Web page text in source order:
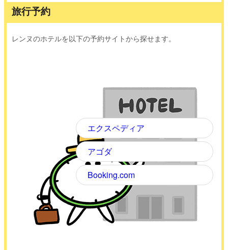
旅行予約
レンヌのホテルを以下の予約サイトから探せます。
エクスペディア
アゴダ
Booking.com